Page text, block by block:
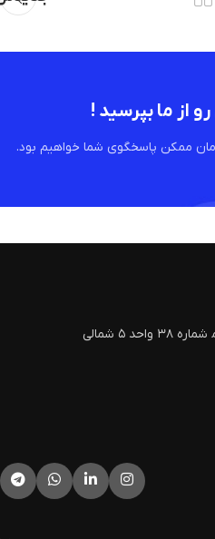
از ما بپرسید !
ممکن پاسخگوی شما خواهیم بود.
۵ شمالی